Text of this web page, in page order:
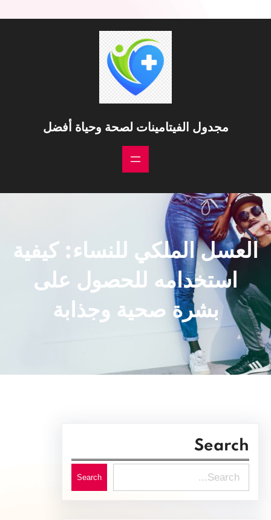
مجدول الفيتامينات لصحة وحياة أفضل
العسل الملكي للنساء: كيفية
استخدامه للحصول على
بشرة صحية وجذابة
Search
e
Search